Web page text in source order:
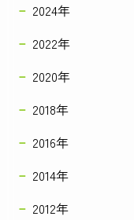
2024年
2022年
2020年
2018年
2016年
2014年
2012年